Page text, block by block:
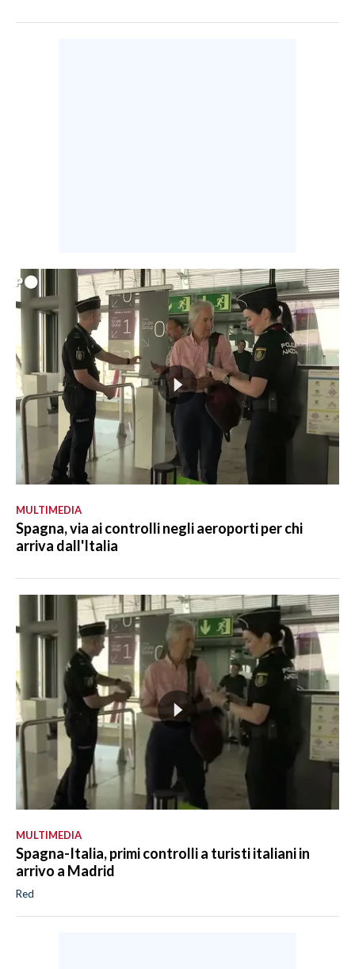
MULTIMEDIA
Spagna, via ai controlli negli aeroporti per chi
arriva dall'Italia
MULTIMEDIA
Spagna-Italia, primi controlli a turisti italiani in
arrivo a Madrid
Red